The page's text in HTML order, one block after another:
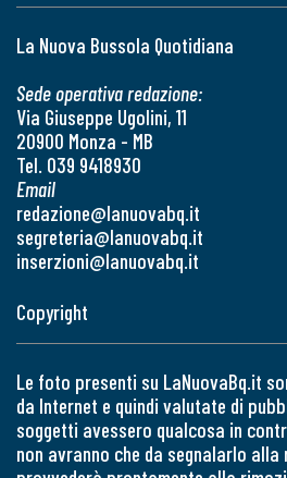
La Nuova Bussola Quotidiana
Sede operativa redazione:
Via Giuseppe Ugolini, 11
20900 Monza - MB
Tel. 039 9418930
Email
redazione@lanuovabq.it
segreteria@lanuovabq.it
inserzioni@lanuovabq.it
Copyright
Le foto presenti su LaNuovaBq.it
da Internet e quindi valutate di
soggetti avessero qualcosa in
non avranno che da segnalarlo alla